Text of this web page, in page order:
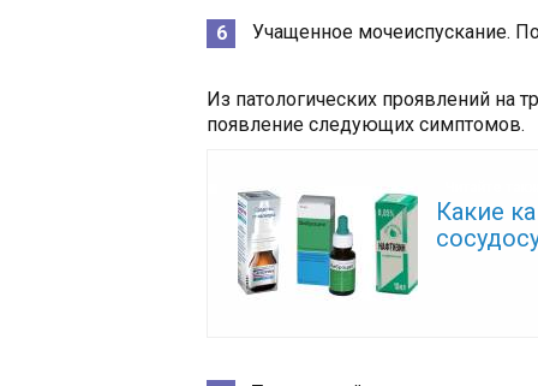
Учащенное мочеиспускание.
Из патологических проявлений на
появление следующих симптомов.
Какие